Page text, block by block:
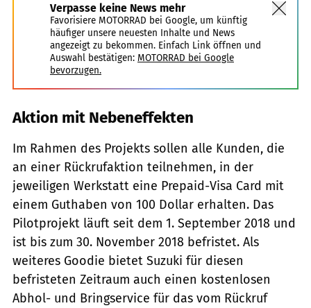
Verpasse keine News mehr
Favorisiere MOTORRAD bei Google, um künftig
häufiger unsere neuesten Inhalte und News
angezeigt zu bekommen. Einfach Link öffnen und
Auswahl bestätigen: MOTORRAD bei Google
bevorzugen.
Aktion mit Nebeneffekten
Im Rahmen des Projekts sollen alle Kunden, die
an einer Rückrufaktion teilnehmen, in der
jeweiligen Werkstatt eine Prepaid-Visa Card mit
einem Guthaben von 100 Dollar erhalten. Das
Pilotprojekt läuft seit dem 1. September 2018 und
ist bis zum 30. November 2018 befristet. Als
weiteres Goodie bietet Suzuki für diesen
befristeten Zeitraum auch einen kostenlosen
Abhol- und Bringservice für das vom Rückruf